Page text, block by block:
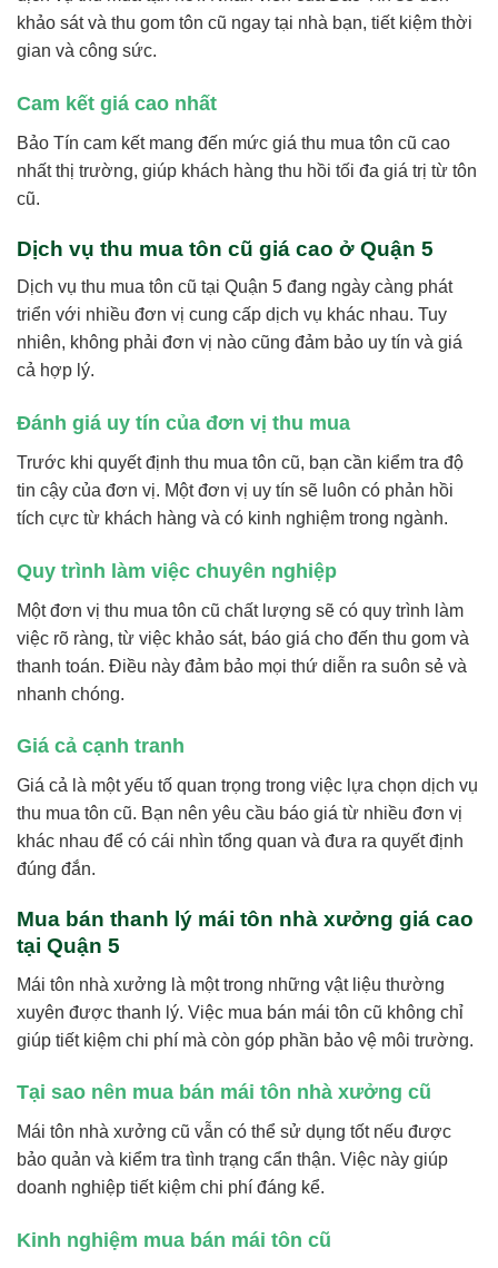
khảo sát và thu gom tôn cũ ngay tại nhà bạn, tiết kiệm thời
gian và công sức.
Cam kết giá cao nhất
Bảo Tín cam kết mang đến mức giá thu mua tôn cũ cao
nhất thị trường, giúp khách hàng thu hồi tối đa giá trị từ tôn
cũ.
Dịch vụ thu mua tôn cũ giá cao ở Quận 5
Dịch vụ thu mua tôn cũ tại Quận 5 đang ngày càng phát
triển với nhiều đơn vị cung cấp dịch vụ khác nhau. Tuy
nhiên, không phải đơn vị nào cũng đảm bảo uy tín và giá
cả hợp lý.
Đánh giá uy tín của đơn vị thu mua
Trước khi quyết định thu mua tôn cũ, bạn cần kiểm tra độ
tin cậy của đơn vị. Một đơn vị uy tín sẽ luôn có phản hồi
tích cực từ khách hàng và có kinh nghiệm trong ngành.
Quy trình làm việc chuyên nghiệp
Một đơn vị thu mua tôn cũ chất lượng sẽ có quy trình làm
việc rõ ràng, từ việc khảo sát, báo giá cho đến thu gom và
thanh toán. Điều này đảm bảo mọi thứ diễn ra suôn sẻ và
nhanh chóng.
Giá cả cạnh tranh
Giá cả là một yếu tố quan trọng trong việc lựa chọn dịch vụ
thu mua tôn cũ. Bạn nên yêu cầu báo giá từ nhiều đơn vị
khác nhau để có cái nhìn tổng quan và đưa ra quyết định
đúng đắn.
Mua bán thanh lý mái tôn nhà xưởng giá cao
tại Quận 5
Mái tôn nhà xưởng là một trong những vật liệu thường
xuyên được thanh lý. Việc mua bán mái tôn cũ không chỉ
giúp tiết kiệm chi phí mà còn góp phần bảo vệ môi trường.
Tại sao nên mua bán mái tôn nhà xưởng cũ
Mái tôn nhà xưởng cũ vẫn có thể sử dụng tốt nếu được
bảo quản và kiểm tra tình trạng cẩn thận. Việc này giúp
doanh nghiệp tiết kiệm chi phí đáng kể.
Kinh nghiệm mua bán mái tôn cũ